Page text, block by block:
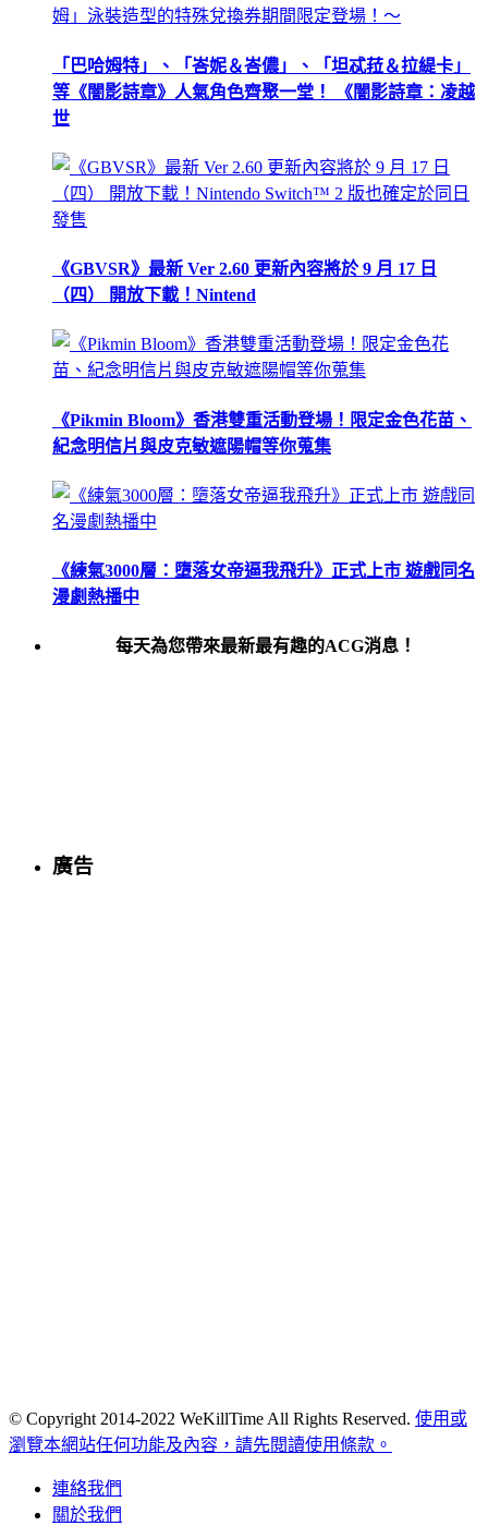
「巴哈姆特」、「峇妮＆峇儂」、「坦忒菈＆拉緹卡」
等《闇影詩章》人氣角色齊聚一堂！ 《闇影詩章：凌越
世
《GBVSR》最新 Ver 2.60 更新內容將於 9 月 17 日
（四） 開放下載！Nintend
《Pikmin Bloom》香港雙重活動登場！限定金色花苗、
紀念明信片與皮克敏遮陽帽等你蒐集
《練氣3000層：墮落女帝逼我飛升》正式上市 遊戲同名
漫劇熱播中
每天為您帶來最新最有趣的ACG消息！
廣告
© Copyright 2014-2022 WeKillTime All Rights Reserved. 使用或
瀏覽本網站任何功能及內容，請先閱讀使用條款。
連絡我們
關於我們